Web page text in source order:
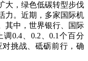
大，绿色低碳转型步伐
力。近期，多家国际机
其中，世界银行、国际
0.4、0.2、0.1个百分
挑战、砥砺前行，确